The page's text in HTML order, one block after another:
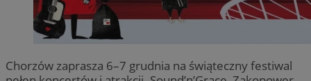
Chorzów zaprasza 6–7 grudnia na świąteczny festiwal